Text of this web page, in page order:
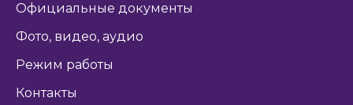
Официальные документы
Фото, видео, аудио
Режим работы
Контакты